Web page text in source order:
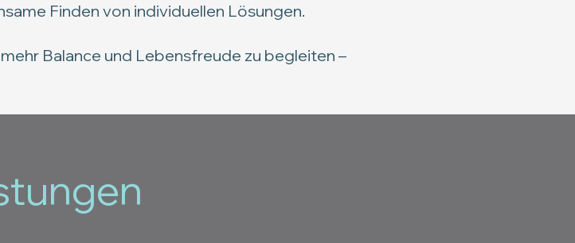
Finden von individuellen Lösungen.
Balance und Lebensfreude zu begleiten –